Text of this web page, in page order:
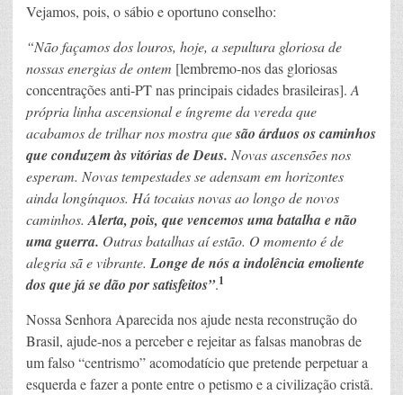
Vejamos, pois, o sábio e oportuno conselho:
“Não façamos dos louros, hoje, a sepultura gloriosa de
nossas energias de ontem [lembremo-nos das gloriosas
concentrações anti-PT nas principais cidades brasileiras]. A
própria linha ascensional e íngreme da vereda que
acabamos de trilhar nos mostra quesão árduos os caminhos
que conduzem às vitórias de Deus. Novas ascensões nos
esperam. Novas tempestades se adensam em horizontes
ainda longínquos. Há tocaias novas ao longo de novos
caminhos. Alerta, pois, que vencemos uma batalha e não
uma guerra. Outras batalhas aí estão. O momento é de
alegria sã e vibrante. Longe de nós a indolência emoliente
dos que já se dão por satisfeitos”.1
Nossa Senhora Aparecida nos ajude nesta reconstrução do
Brasil, ajude-nos a perceber e rejeitar as falsas manobras de
um falso “centrismo” acomodatício que pretende perpetuar a
esquerda e fazer a ponte entre o petismo e a civilização cristã.